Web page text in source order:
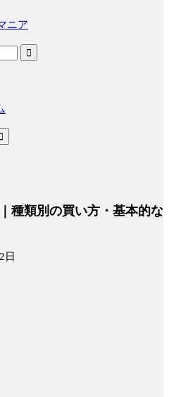
ニア
種類別の買い方・基本的な
日